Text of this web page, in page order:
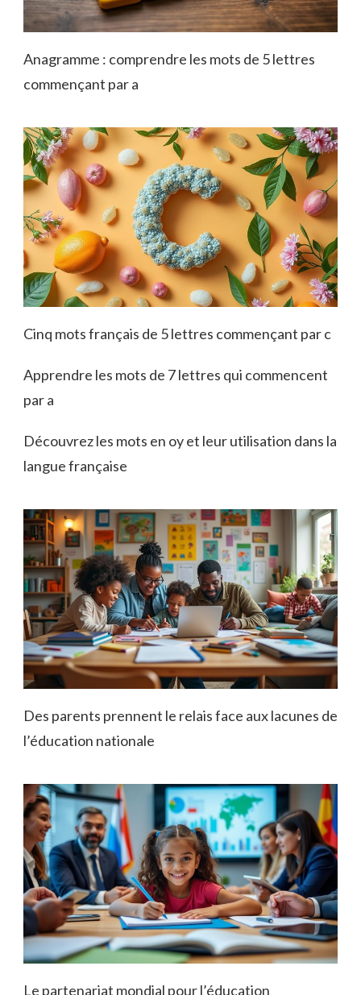
Anagramme : comprendre les mots de 5 lettres
commençant par a
Cinq mots français de 5 lettres commençant par c
Apprendre les mots de 7 lettres qui commencent
par a
Découvrez les mots en oy et leur utilisation dans la
langue française
Des parents prennent le relais face aux lacunes de
l’éducation nationale
Le partenariat mondial pour l’éducation